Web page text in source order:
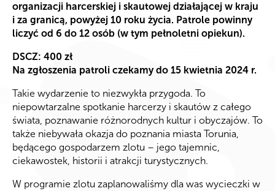
organizacji harcerskiej i skautowej działającej w kraju
i za granicą, powyżej 10 roku życia. Patrole powinny
liczyć od 6 do 12 osób (w tym pełnoletni opiekun).
DSCZ: 400 zł
Na zgłoszenia patroli czekamy do 15 kwietnia 2024 r.
Takie wydarzenie to niezwykła przygoda. To
niepowtarzalne spotkanie harcerzy i skautów z całego
świata, poznawanie różnorodnych kultur i obyczajów. To
także niebywała okazja do poznania miasta Torunia,
będącego gospodarzem zlotu – jego tajemnic,
ciekawostek, historii i atrakcji turystycznych.
W programie zlotu zaplanowaliśmy dla was wycieczki w